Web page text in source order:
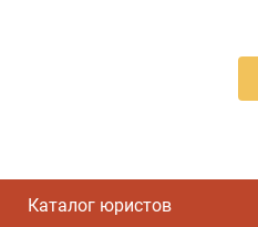
Каталог юристов